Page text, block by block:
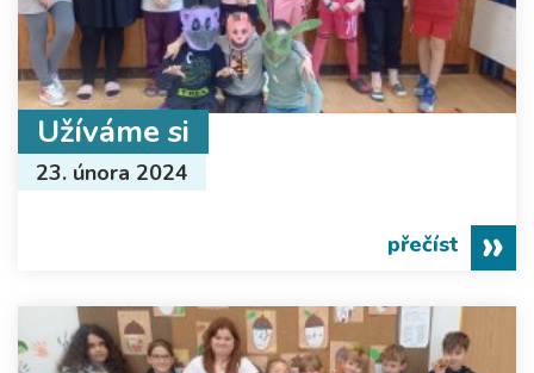
Užíváme si
23. února 2024
přečíst